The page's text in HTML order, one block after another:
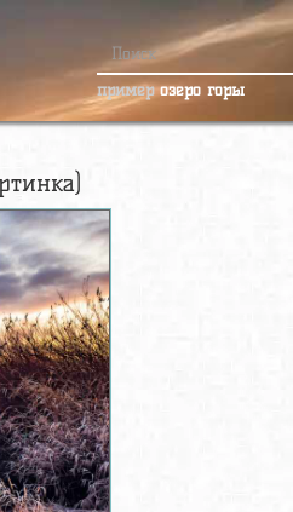
примерозеро горы